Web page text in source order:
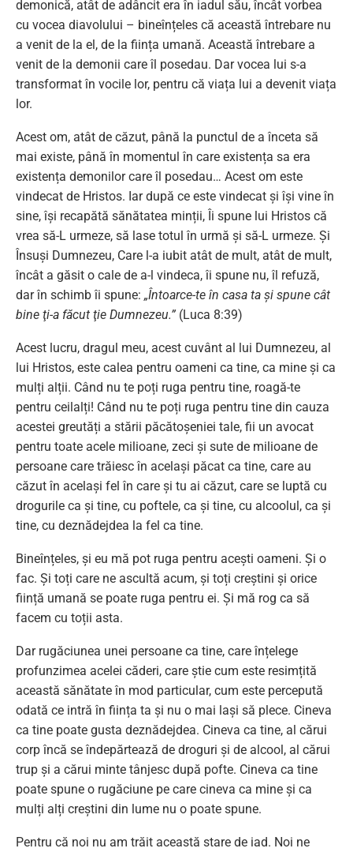
demonică, atât de adâncit era în iadul său, încât vorbea
cu vocea diavolului – bineînțeles că această întrebare nu
a venit de la el, de la ființa umană. Această întrebare a
venit de la demonii care îl posedau. Dar vocea lui s-a
transformat în vocile lor, pentru că viața lui a devenit viața
lor.
Acest om, atât de căzut, până la punctul de a înceta să
mai existe, până în momentul în care existența sa era
existența demonilor care îl posedau… Acest om este
vindecat de Hristos. Iar după ce este vindecat și își vine în
sine, își recapătă sănătatea minții, Îi spune lui Hristos că
vrea să-L urmeze, să lase totul în urmă și să-L urmeze. Și
Însuși Dumnezeu, Care l-a iubit atât de mult, atât de mult,
încât a găsit o cale de a-l vindeca, îi spune nu, îl refuză,
dar în schimb îi spune: „Întoarce-te în casa ta şi spune cât
bine ţi-a făcut ţie Dumnezeu.” (Luca 8:39)
Acest lucru, dragul meu, acest cuvânt al lui Dumnezeu, al
lui Hristos, este calea pentru oameni ca tine, ca mine și ca
mulți alții. Când nu te poți ruga pentru tine, roagă-te
pentru ceilalți! Când nu te poți ruga pentru tine din cauza
acestei greutăți a stării păcătoșeniei tale, fii un avocat
pentru toate acele milioane, zeci și sute de milioane de
persoane care trăiesc în același păcat ca tine, care au
căzut în același fel în care și tu ai căzut, care se luptă cu
drogurile ca și tine, cu poftele, ca și tine, cu alcoolul, ca și
tine, cu deznădejdea la fel ca tine.
Bineînțeles, și eu mă pot ruga pentru acești oameni. Și o
fac. Și toți care ne ascultă acum, și toți creștini și orice
ființă umană se poate ruga pentru ei. Și mă rog ca să
facem cu toții asta.
Dar rugăciunea unei persoane ca tine, care înțelege
profunzimea acelei căderi, care știe cum este resimțită
această sănătate în mod particular, cum este percepută
odată ce intră în ființa ta și nu o mai lași să plece. Cineva
ca tine poate gusta deznădejdea. Cineva ca tine, al cărui
corp încă se îndepărtează de droguri și de alcool, al cărui
trup și a cărui minte tânjesc după pofte. Cineva ca tine
poate spune o rugăciune pe care cineva ca mine și ca
mulți alți creștini din lume nu o poate spune.
Pentru că noi nu am trăit această stare de iad. Noi ne